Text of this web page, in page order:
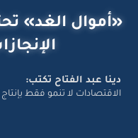
«أموال الغد»
دينا عبد الفتاح تكتب:
الاقتصادات لا تنمو فقط بإنتاج